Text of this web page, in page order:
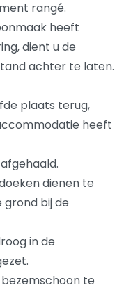
rangé.
heeft
dient u de
achter te laten.
plaats terug,
heeft
dienen te
bij de
in de
te